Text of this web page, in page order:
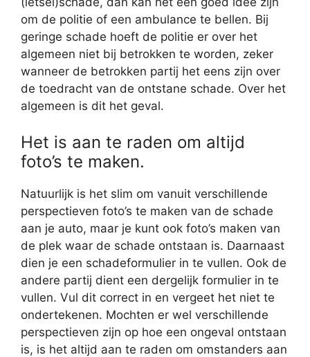
om de politie of een ambulance te bellen. Bij
geringe schade hoeft de politie er over het
algemeen niet bij betrokken te worden, zeker
wanneer de betrokken partij het eens zijn over
de toedracht van de ontstane schade. Over het
algemeen is dit het geval.
Het is aan te raden om altijd
foto’s te maken.
Natuurlijk is het slim om vanuit verschillende
perspectieven foto’s te maken van de schade
aan je auto, maar je kunt ook foto’s maken van
de plek waar de schade ontstaan is. Daarnaast
dien je een schadeformulier in te vullen. Ook de
andere partij dient een dergelijk formulier in te
vullen. Vul dit correct in en vergeet het niet te
ondertekenen. Mochten er wel verschillende
perspectieven zijn op hoe een ongeval ontstaan
is, is het altijd aan te raden om omstanders aan